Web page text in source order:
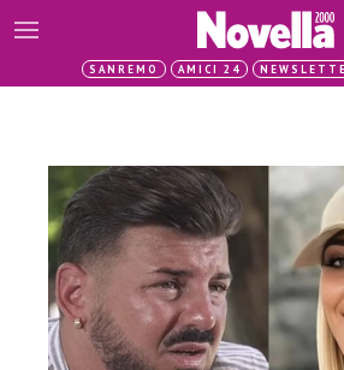
SANREMO AMICI 24